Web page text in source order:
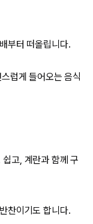
부터 떠올립니다.
럽게 들어오는 음식
고, 계란과 함께 구
찬이기도 합니다.